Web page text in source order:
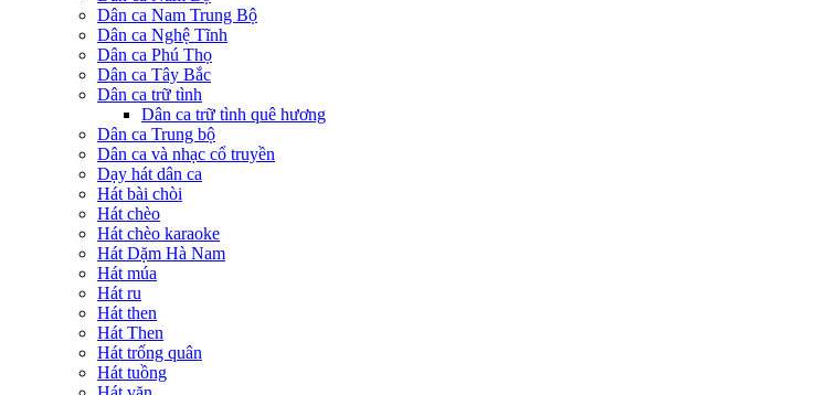
Dân ca Nam Trung Bộ
Dân ca Nghệ Tĩnh
Dân ca Phú Thọ
Dân ca Tây Bắc
Dân ca trữ tình
Dân ca trữ tình quê hương
Dân ca Trung bộ
Dân ca và nhạc cổ truyền
Dạy hát dân ca
Hát bài chòi
Hát chèo
Hát chèo karaoke
Hát Dặm Hà Nam
Hát múa
Hát ru
Hát then
Hát Then
Hát trống quân
Hát tuồng